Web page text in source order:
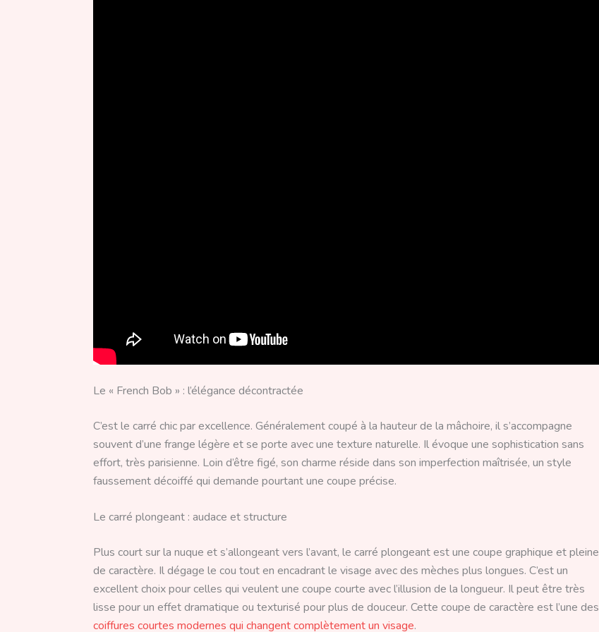
Le « French Bob » : l’élégance décontractée
C’est le carré chic par excellence. Généralement coupé à la hauteur de la mâchoire, il s’accompagne
souvent d’une frange légère et se porte avec une texture naturelle. Il évoque une sophistication sans
effort, très parisienne. Loin d’être figé, son charme réside dans son imperfection maîtrisée, un style
faussement décoiffé qui demande pourtant une coupe précise.
Le carré plongeant : audace et structure
Plus court sur la nuque et s’allongeant vers l’avant, le carré plongeant est une coupe graphique et pleine
de caractère. Il dégage le cou tout en encadrant le visage avec des mèches plus longues. C’est un
excellent choix pour celles qui veulent une coupe courte avec l’illusion de la longueur. Il peut être très
lisse pour un effet dramatique ou texturisé pour plus de douceur. Cette coupe de caractère est l’une des
coiffures courtes modernes qui changent complètement un visage.